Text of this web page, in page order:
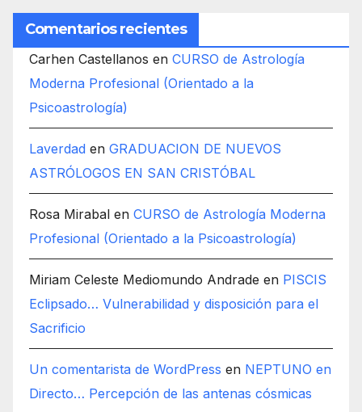
Comentarios recientes
Carhen Castellanos en CURSO de Astrología
Moderna Profesional (Orientado a la
Psicoastrología)
Laverdad en GRADUACION DE NUEVOS
ASTRÓLOGOS EN SAN CRISTÓBAL
Rosa Mirabal en CURSO de Astrología Moderna
Profesional (Orientado a la Psicoastrología)
Miriam Celeste Mediomundo Andrade en PISCIS
Eclipsado… Vulnerabilidad y disposición para el
Sacrificio
Un comentarista de WordPress en NEPTUNO en
Directo… Percepción de las antenas cósmicas